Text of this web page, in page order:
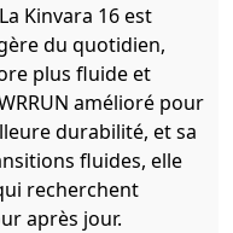
Kinvara 16 est
du quotidien,
plus fluide et
amélioré pour
durabilité, et sa
fluides, elle
recherchent
après jour.